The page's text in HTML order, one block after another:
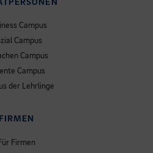
Campus
Campus
Campus
Campus
der Lehrlinge
FIRMEN
Firmen